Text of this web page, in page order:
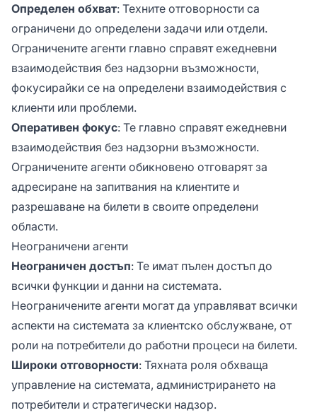
Определен обхват: Техните отговорности са
ограничени до определени задачи или отдели.
Ограничените агенти главно справят ежедневни
взаимодействия без надзорни възможности,
фокусирайки се на определени взаимодействия с
клиенти или проблеми.
Оперативен фокус: Те главно справят ежедневни
взаимодействия без надзорни възможности.
Ограничените агенти обикновено отговарят за
адресиране на запитвания на клиентите и
разрешаване на билети в своите определени
области.
Неограничени агенти
Неограничен достъп: Те имат пълен достъп до
всички функции и данни на системата.
Неограничените агенти могат да управляват всички
аспекти на системата за клиентско обслужване, от
роли на потребители до работни процеси на билети.
Широки отговорности: Тяхната роля обхваща
управление на системата, администрирането на
потребители и стратегически надзор.